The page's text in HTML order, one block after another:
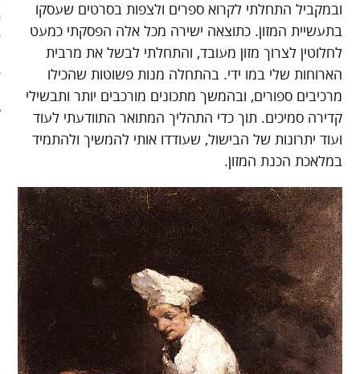
ספרים מומלצים – רשימה
ספרים מומלצים – רשימה שניה
צור קשר
ובמקביל התחלתי לקרוא ספרים ולצפות בסרטים שעסקו
בתעשיית המזון. כתוצאה ישירה מכל אלה הפסקתי כמעט
לחלוטין לצרוך מזון מעובד, והתחלתי לבשל את מרבית
הארוחות שלי במו ידי. בהתחלה מנות פשוטות שהכילו
מרכיבים ספורים, ובהמשך מתכונים מורכבים יותר ותבשילי
קדירה סמיכים. תוך כדי התהליך המתואר התוודעתי לעוד
ועוד יתרונות של הבישול, שעודדו אותי להמשיך ולהתמיד
במלאכת הכנת המזון.